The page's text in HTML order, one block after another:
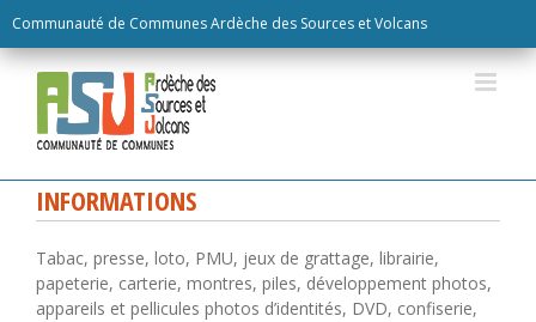
Communauté de Communes Ardèche des Sources et Volcans
to
content
INFORMATIONS
Tabac, presse, loto, PMU, jeux de grattage, librairie,
papeterie, carterie, montres, piles, développement photos,
appareils et pellicules photos d’identités, DVD, confiserie,